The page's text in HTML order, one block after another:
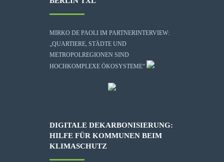
MIRKO DE PAOLI IM PARTNERINTERVIEW:
„QUARTIERE, STÄDTE UND
METROPOLREGIONEN SIND
HOCHKOMPLEXE ÖKOSYSTEME“
DIGITALE DEKARBONISIERUNG:
HILFE FÜR KOMMUNEN BEIM
KLIMASCHUTZ